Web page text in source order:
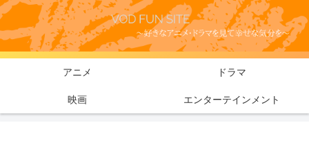
アニメ ドラマ
映画 エンターテインメント